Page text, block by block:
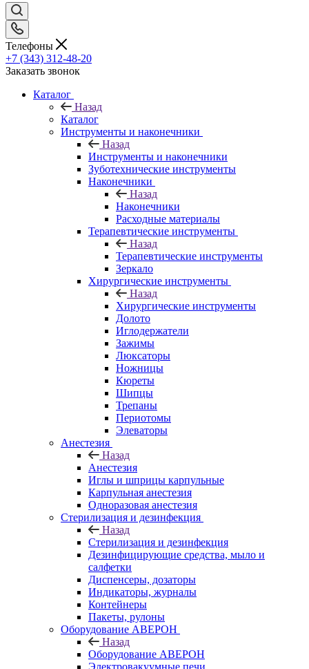
Телефоны
+7 (343) 312-48-20
Заказать звонок
Каталог
Назад
Каталог
Инструменты и наконечники
Назад
Инструменты и наконечники
Зуботехнические инструменты
Наконечники
Назад
Наконечники
Расходные материалы
Терапевтические инструменты
Назад
Терапевтические инструменты
Зеркало
Хирургические инструменты
Назад
Хирургические инструменты
Долото
Иглодержатели
Зажимы
Люксаторы
Ножницы
Кюреты
Шипцы
Трепаны
Периотомы
Элеваторы
Анестезия
Назад
Анестезия
Иглы и шприцы карпульные
Карпульная анестезия
Одноразовая анестезия
Стерилизация и дезинфекция
Назад
Стерилизация и дезинфекция
Дезинфицирующие средства, мыло и
салфетки
Диспенсеры, дозаторы
Индикаторы, журналы
Контейнеры
Пакеты, рулоны
Оборудование АВЕРОН
Назад
Оборудование АВЕРОН
Электровакуумные печи